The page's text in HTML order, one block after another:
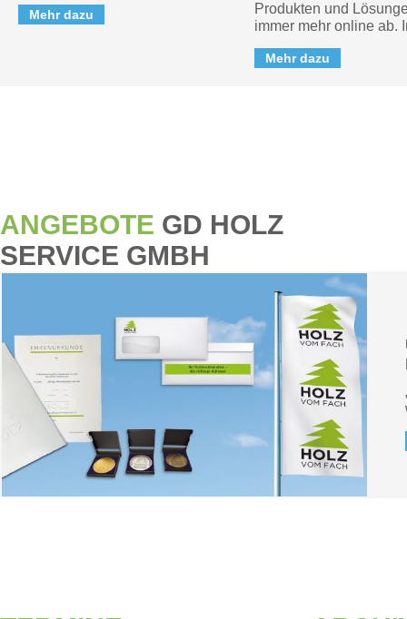
Mehr dazu
Produkten und
immer mehr online ab.
Mehr dazu
ANGEBOTE GD HOLZ
SERVICE GMBH